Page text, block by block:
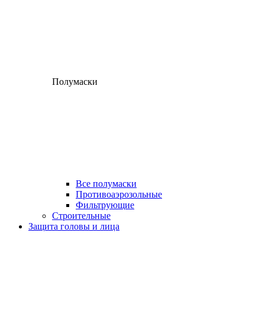
Полумаски
Все полумаски
Противоаэрозольные
Фильтрующие
Строительные
Защита головы и лица